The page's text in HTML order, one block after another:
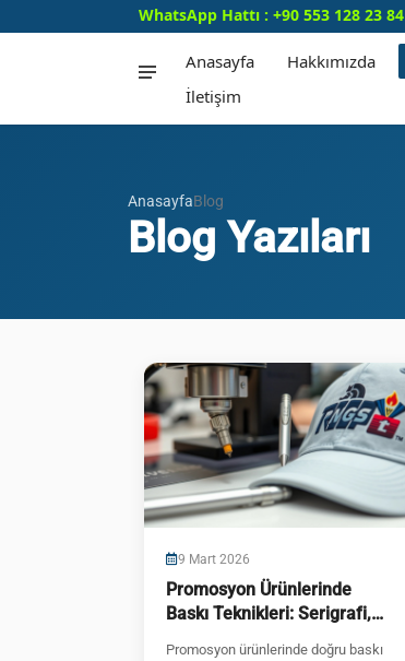
WhatsApp Hattı : +90 553 128 23 84
Anasayfa Hakkımızda
İletişim
AnasayfaBlog
Blog Yazıları
9 Mart 2026
Promosyon Ürünlerinde
Baskı Teknikleri: Serigrafi,
Promosyon ürünlerinde doğru baskı